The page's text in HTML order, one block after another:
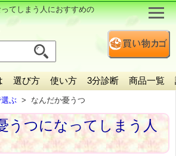
てしまう人におすすめの
選び方 使い方 3分診断 商品一覧
ぶ なんだか憂うつ
うつになってしまう人